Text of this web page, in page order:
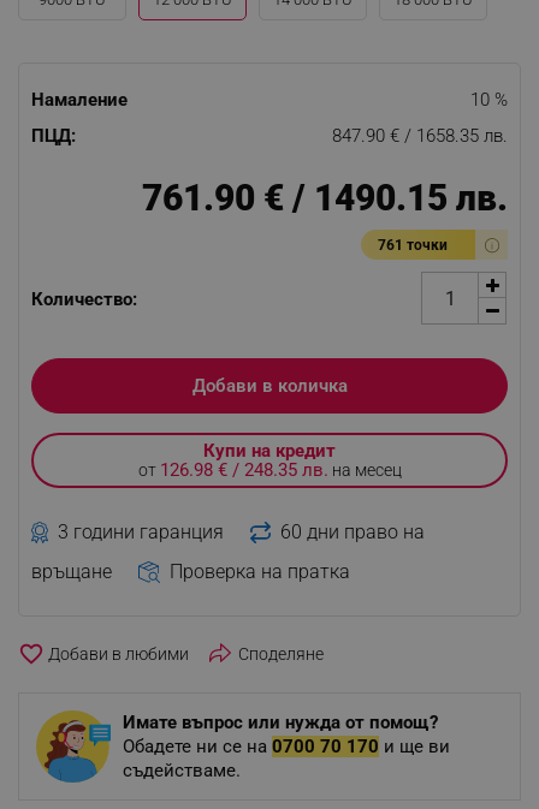
Намаление
10 %
ПЦД:
847.90 € / 1658.35 лв.
761.90 € / 1490.15 лв.
761 точки
Количество:
Добави в количка
Купи на кредит
от 126.98 € / 248.35 лв. на месец
3 години гаранция
60 дни право на
връщане
Проверка на пратка
favorite_border Споделяне
Имате въпрос или нужда от помощ?
Обадете ни се на 0700 70 170 и ще ви
съдействаме.